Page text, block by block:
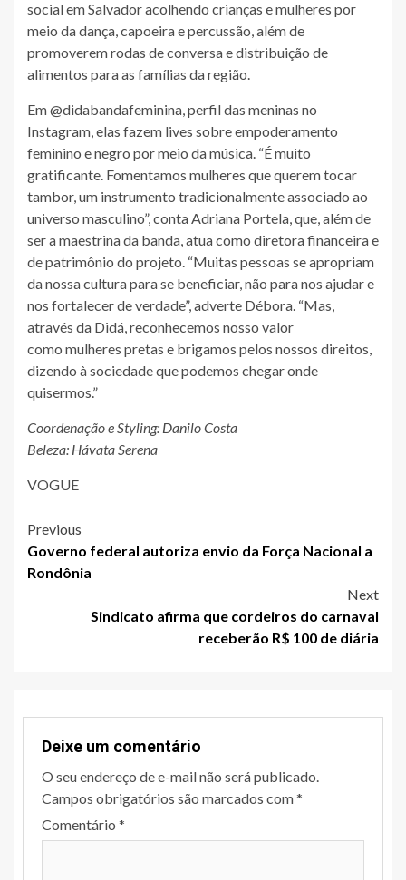
social em Salvador acolhendo crianças e mulheres por
meio da dança, capoeira e percussão, além de
promoverem rodas de conversa e distribuição de
alimentos para as famílias da região.
Em @didabandafeminina, perfil das meninas no
Instagram, elas fazem lives sobre empoderamento
feminino e negro por meio da música. “É muito
gratificante. Fomentamos mulheres que querem tocar
tambor, um instrumento tradicionalmente associado ao
universo masculino”, conta Adriana Portela, que, além de
ser a maestrina da banda, atua como diretora financeira e
de patrimônio do projeto. “Muitas pessoas se apropriam
da nossa cultura para se beneficiar, não para nos ajudar e
nos fortalecer de verdade”, adverte Débora. “Mas,
através da Didá, reconhecemos nosso valor
como mulheres pretas e brigamos pelos nossos direitos,
dizendo à sociedade que podemos chegar onde
quisermos.”
Coordenação e Styling: Danilo Costa
Beleza: Hávata Serena
VOGUE
Post
navigation
Previous
Governo federal autoriza envio da Força Nacional a
Rondônia
Next
Sindicato afirma que cordeiros do carnaval
receberão R$ 100 de diária
Deixe um comentário
O seu endereço de e-mail não será publicado.
Campos obrigatórios são marcados com*
Comentário *